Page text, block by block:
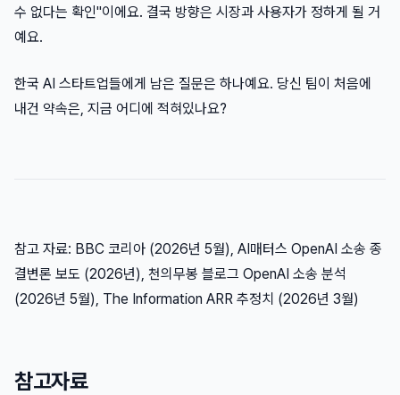
수 없다는 확인"이에요. 결국 방향은 시장과 사용자가 정하게 될 거
예요.
한국 AI 스타트업들에게 남은 질문은 하나예요. 당신 팀이 처음에
내건 약속은, 지금 어디에 적혀있나요?
참고 자료: BBC 코리아 (2026년 5월), AI매터스 OpenAI 소송 종
결변론 보도 (2026년), 천의무봉 블로그 OpenAI 소송 분석
(2026년 5월), The Information ARR 추정치 (2026년 3월)
참고자료